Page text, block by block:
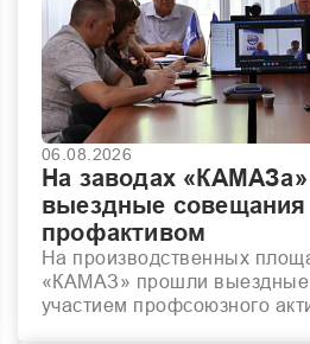
06.08.2026
На заводах
выездные совещания
профактивом
На производственных
«КАМАЗ» прошли выездные
участием профсоюзного